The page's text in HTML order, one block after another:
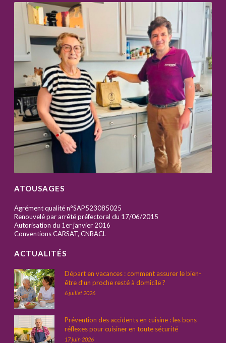
ATOUSAGES
Agrément qualité n°SAP523085025
Renouvelé par arrêté préfectoral du 17/06/2015
Autorisation du 1er janvier 2016
Conventions CARSAT, CNRACL
ACTUALITÉS
Départ en vacances : comment assurer le bien-
être d’un proche resté à domicile ?
6 juillet 2026
Prévention des accidents en cuisine : les bons
réflexes pour cuisiner en toute sécurité
17 juin 2026